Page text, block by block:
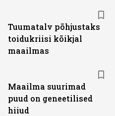
Tuumatalv põhjustaks
toidukriisi kõikjal
maailmas
Maailma suurimad
puud on geneetilised
hiiud